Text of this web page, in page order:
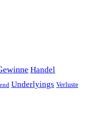
Handel
Underlyings Verluste